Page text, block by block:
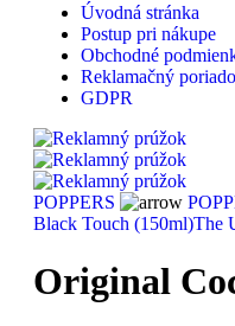
Úvodná stránka
Postup pri nákupe
Obchodné
Reklamačný
GDPR
POPPERS
Black Touch (150ml)The
Original